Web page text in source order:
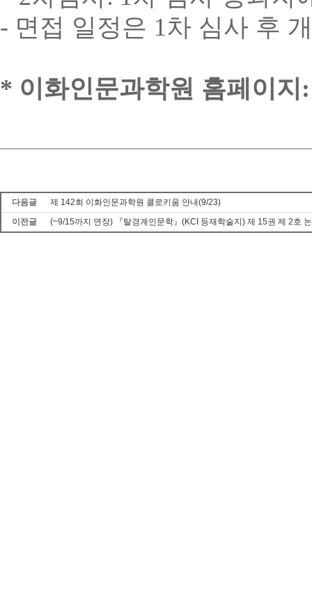
- 면접 일정은 1차 심사 후
* 이화인문과학원 홈페이지
다음글
제 142회 이화인문과학원 콜로키움 안내(9/23)
이전글
(~9/15까지 연장) 『탈경계인문학』(KCI 등재학술지) 제 15권 제 2호